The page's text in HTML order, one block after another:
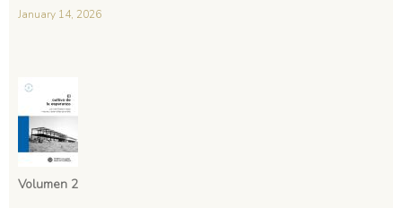
January 14, 2026
Volumen 2